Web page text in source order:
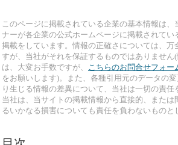
このページに掲載されている企業の基本情報は、
ナーが各企業の公式ホームページに掲載されてい
掲載をしています。情報の正確さについては、万
すが、当社がそれを保証するものではありません
は、大変お手数ですが、
こちらのお問合せフォー
をお願いします)。また、各種引用元のデータの
り生じる情報の差異について、当社は一切の責任
当社は、当サイトの掲載情報から直接的、また
るいかなる損害についても責任を負わないものと